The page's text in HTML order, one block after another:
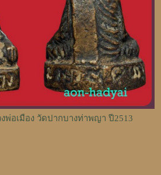
พ่อเมือง วัดปากบางท่าพญา ปี2513